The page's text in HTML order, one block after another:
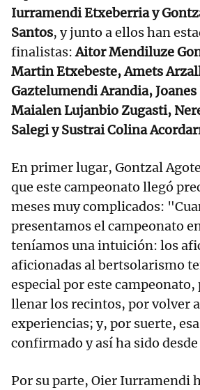
Iurramendi Etxeberria y
Santos, y junto a ellos han
finalistas:Aitor Mendiluze
Martin Etxebeste, Amets
Gaztelumendi Arandia,
Maialen Lujanbio Zugasti,
Salegi y Sustrai Colina
En primer lugar, Gontzal
que este campeonato llegó
meses muy complicados:
presentamos el campeonato
teníamos una intuición: los
aficionadas al bertsolarismo
especial por este campeonato,
llenar los recintos, por volver
experiencias; y, por suerte,
confirmado y así ha sido
Por su parte, Oier Iurramendi